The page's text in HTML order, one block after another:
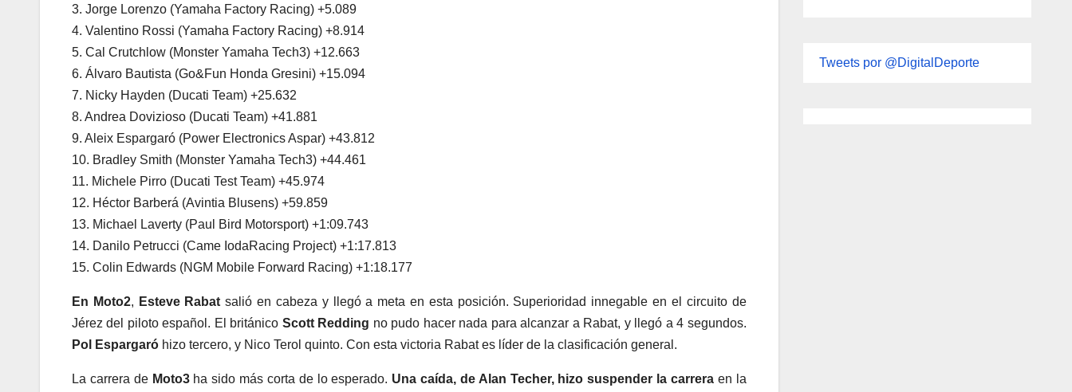
3. Jorge Lorenzo (Yamaha Factory Racing) +5.089
4. Valentino Rossi (Yamaha Factory Racing) +8.914
5. Cal Crutchlow (Monster Yamaha Tech3) +12.663
6. Álvaro Bautista (Go&Fun Honda Gresini) +15.094
7. Nicky Hayden (Ducati Team) +25.632
8. Andrea Dovizioso (Ducati Team) +41.881
9. Aleix Espargaró (Power Electronics Aspar) +43.812
10. Bradley Smith (Monster Yamaha Tech3) +44.461
11. Michele Pirro (Ducati Test Team) +45.974
12. Héctor Barberá (Avintia Blusens) +59.859
13. Michael Laverty (Paul Bird Motorsport) +1:09.743
14. Danilo Petrucci (Came IodaRacing Project) +1:17.813
15. Colin Edwards (NGM Mobile Forward Racing) +1:18.177
En Moto2, Esteve Rabat salió en cabeza y llegó a meta en esta posición. Superioridad innegable en el circuito de
Jérez del piloto español. El británico Scott Redding no pudo hacer nada para alcanzar a Rabat, y llegó a 4 segundos.
Pol Espargaró hizo tercero, y Nico Terol quinto. Con esta victoria Rabat es líder de la clasificación general.
La carrera de Moto3ha sido más corta de lo esperado. Una caída, de Alan Techer, hizo suspender la carreraen la
Tweets por @DigitalDeporte